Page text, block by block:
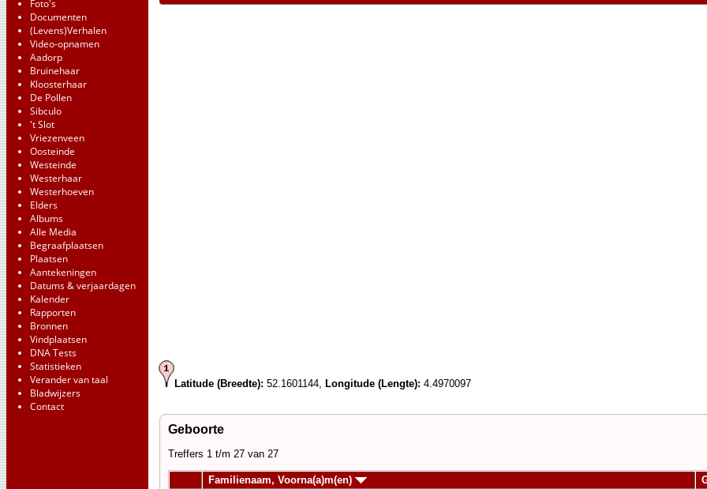
Foto's
Documenten
(Levens)Verhalen
Video-opnamen
Aadorp
Bruinehaar
Kloosterhaar
De Pollen
Sibculo
't Slot
Vriezenveen
Oosteinde
Westeinde
Westerhaar
Westerhoeven
Elders
Albums
Alle Media
Begraafplaatsen
Plaatsen
Aantekeningen
Datums & verjaardagen
Kalender
Rapporten
Bronnen
Vindplaatsen
DNA Tests
Statistieken
Verander van taal
Bladwijzers
Contact
Latitude (Breedte): 52.1601144, Longitude (Lengte): 4.4970097
Geboorte
Treffers 1 t/m 27 van 27
Familienaam, Voorna(a)m(en)